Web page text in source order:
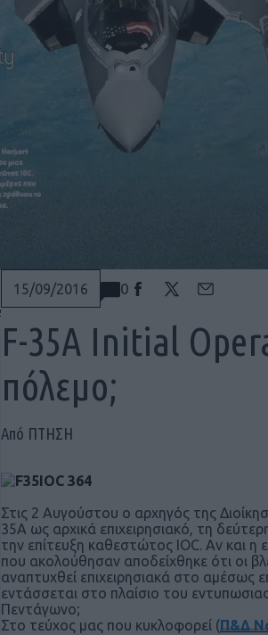
15/09/2016 0
F-35A Initial
πόλεμο;
Από ΠΤΗΣΗ
Στις 2 Αυγούστου ο αρχηγός της
35A ως αρχικά επιχειρησιακό, τη
την επίτευξη καθεστώτος IOC. Αν και η
που ακολούθησαν αποδείχθηκε ότι οι
αναπτυχθεί επιχειρησιακά στο αμέσως
εντάσσεται στο πλαίσιο του
Πεντάγωνο;
Στο τεύχος μας που κυκλοφορεί ( Π&Δ